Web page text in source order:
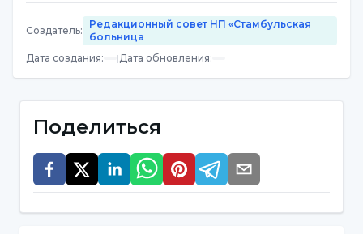
получают пользу; кроме того, в этой области
могут располагаться метастазы. Другие
хорошими результатами.
Операции на основании черепа можно
отнести к наиболее сложным и трудным
Создатель:
Редакционный совет НП «Стамбульская
больница
Дата создания: |Дата обновления:
Поделиться